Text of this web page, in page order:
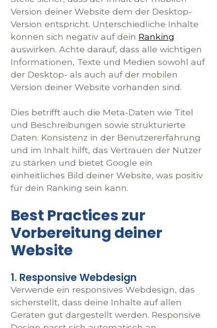
Version deiner Website dem der Desktop-
Version entspricht. Unterschiedliche Inhalte
können sich negativ auf dein Ranking
auswirken. Achte darauf, dass alle wichtigen
Informationen, Texte und Medien sowohl auf
der Desktop- als auch auf der mobilen
Version deiner Website vorhanden sind.
Dies betrifft auch die Meta-Daten wie Titel
und Beschreibungen sowie strukturierte
Daten. Konsistenz in der Benutzererfahrung
und im Inhalt hilft, das Vertrauen der Nutzer
zu stärken und bietet Google ein
einheitliches Bild deiner Website, was positiv
für dein Ranking sein kann.
Best Practices zur
Vorbereitung deiner
Website
1. Responsive Webdesign
Verwende ein responsives Webdesign, das
sicherstellt, dass deine Inhalte auf allen
Geräten gut dargestellt werden. Responsive